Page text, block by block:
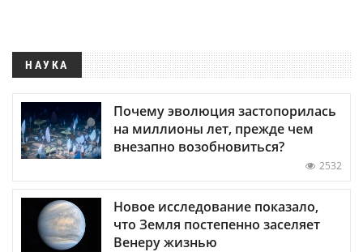
НАУКА
Почему эволюция застопорилась
на миллионы лет, прежде чем
внезапно возобновиться?
2532
Новое исследование показало,
что Земля постепенно заселяет
Венеру жизнью